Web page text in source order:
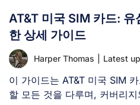
AT&T 미국 SIM 카드:
한 상세 가이드
Harper Thomas Latest
이 가이드는 AT&T 미국 SIM
할 모든 것을 다루며, 커버리